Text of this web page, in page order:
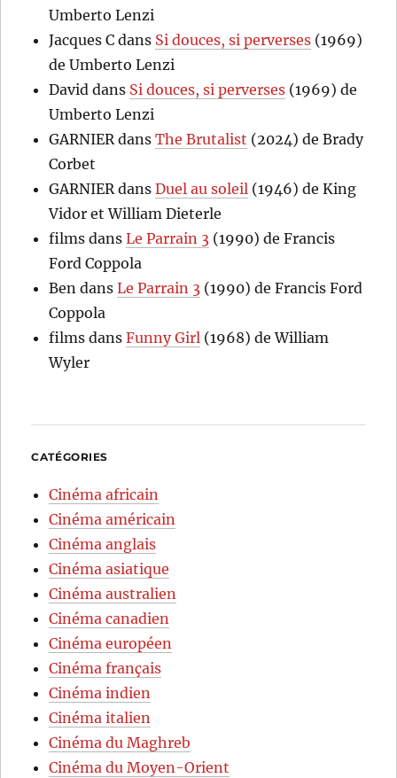
Umberto Lenzi
Jacques C dans Si douces, si perverses (1969)
de Umberto Lenzi
David dans Si douces, si perverses (1969) de
Umberto Lenzi
GARNIER dansThe Brutalist (2024) de Brady
Corbet
GARNIER dansDuel au soleil (1946) de King
Vidor et William Dieterle
films dansLe Parrain 3 (1990) de Francis
Ford Coppola
Ben dansLe Parrain 3 (1990) de Francis Ford
Coppola
films dansFunny Girl (1968) de William
Wyler
CATÉGORIES
Cinéma africain
Cinéma américain
Cinéma anglais
Cinéma asiatique
Cinéma australien
Cinéma canadien
Cinéma européen
Cinéma français
Cinéma indien
Cinéma italien
Cinéma du Maghreb
Cinéma du Moyen-Orient